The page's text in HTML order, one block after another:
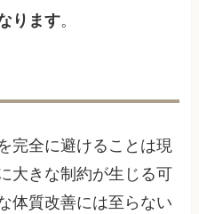
ります。
完全に避けることは現
大きな制約が生じる可
体質改善には至らない